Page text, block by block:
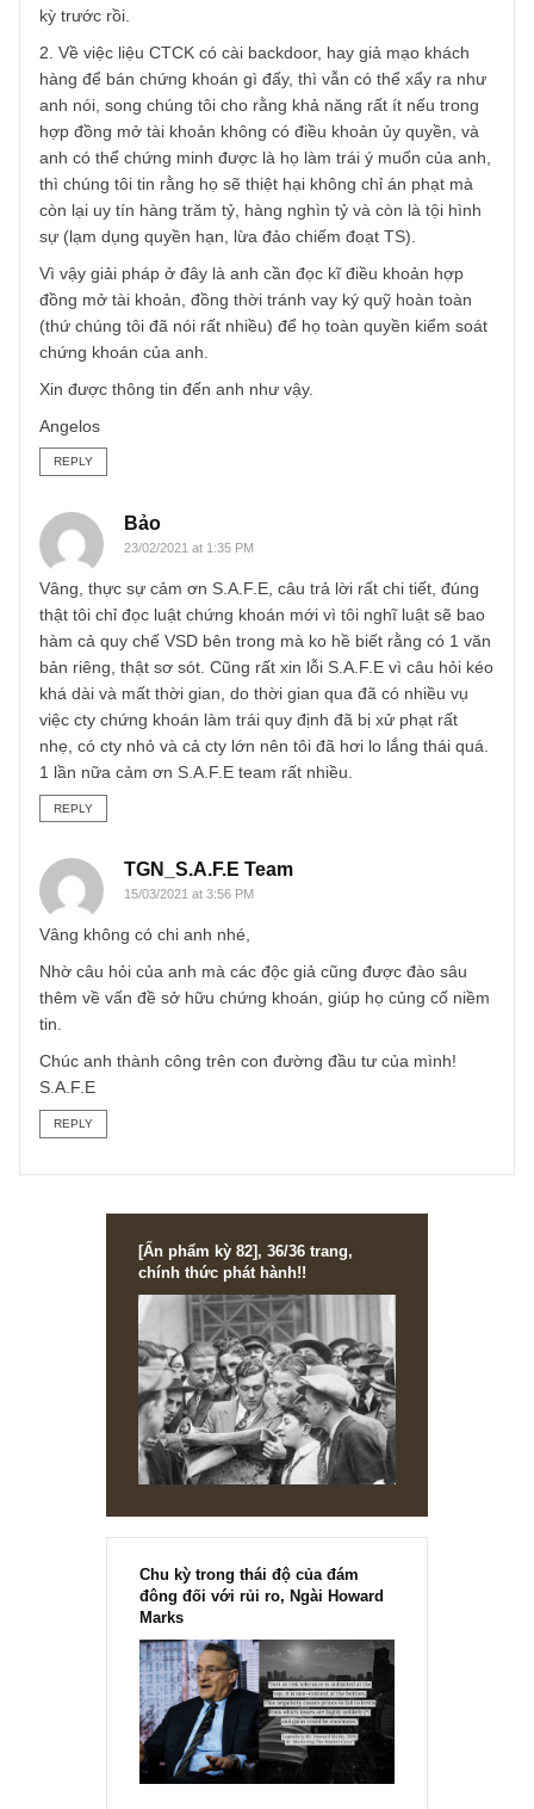
quản lý thông tin sở hữu chứng khoán để nắm điều chúng
tôi nói nhé: https://thuvienphapluat.vn/van-ban/Chung-
khoan/Quyet-dinh-04-QD-VSD-2020-Quy-che-hoat-dong-
luu-ky-chung-khoan-433863.aspx
Tuy nhiên tại sao chúng tôi nói rằng nó chỉ an toàn 99%,
vì 1% còn lại nằm ở hợp đồng mở tài khoản của anh với
CTCK, trong đó liệu có điều khoản “ủy quyền giao dịch
đối” cho CTCK hay không, ngoài ra liệu anh có vay
Khi anh đã thế chấp chứng khoán, tương tự như việc
sổ đỏ” tại ngân hàng, thì quyền sở hữu đó không còn
vê anh nữa. Điều nầy chúng tôi cũng có nói trong câu trả
hàng để bán chứng khoán gì đấy, thì vẫn có thể xẩy ra
anh nói, song chúng tôi cho rằng khả năng rất ít nếu trong
anh có thể chứng minh được là họ làm trái ý muốn của
thì chúng tôi tin rằng họ sẽ thiệt hại không chỉ án phạt mà
còn lại uy tín hàng trăm tỷ, hàng nghìn tỷ và còn là tội
sự (lạm dụng quyền hạn, lừa đảo chiếm đoạt TS).
Vì vậy giải pháp ở đây là anh cần đọc kĩ điều khoản hợp
đồng mở tài khoản, đồng thời tránh vay ký quỹ hoàn toàn
(thứ chúng tôi đã nói rất nhiều) để họ toàn quyền kiểm
chứng khoán của anh.
REPLY
Bảo
23/02/2021 at 1:35 PM
Vâng, thực sự cảm ơn S.A.F.E, câu trả lời rất chi tiết, đúng
hàm cả quy chế VSD bên trong mà ko hề biết rằng có 1
bản riêng, thật sơ sót. Cũng rất xin lỗi S.A.F.E vì câu hỏi
khá dài và mất thời gian, do thời gian qua đã có nhiều vụ
1 lần nữa cảm ơn S.A.F.E team rất nhiều.
TGN_S.A.F.E Team
15/03/2021 at 3:56 PM
Vâng không có chi anh nhé,
Nhờ câu hỏi của anh mà các độc giả cũng được đào sâu
thêm về vấn đề sở hữu chứng khoán, giúp họ củng cố
Chúc anh thành công trên con đường đầu tư của mình!
[Ấn phẩm kỳ 82], 36/36 trang,
chính thức phát hành!!